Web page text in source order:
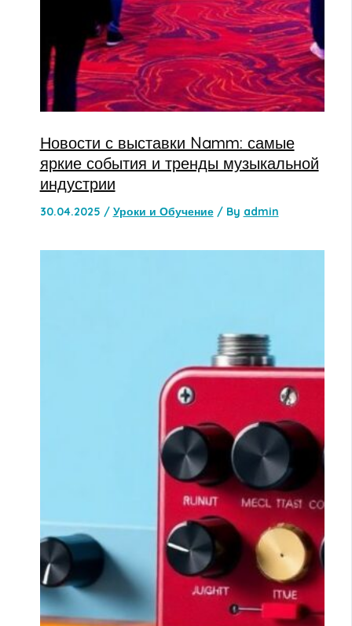
Новости с выставки Namm: самые
яркие события и тренды музыкальной
индустрии
30.04.2025 / Уроки и Обучение/ By admin